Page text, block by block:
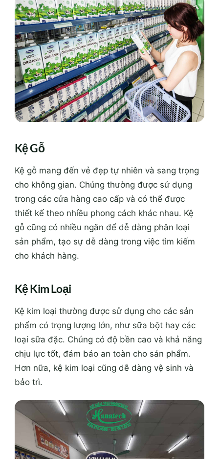
Kệ Gỗ
Kệ gỗ mang đến vẻ đẹp tự nhiên và sang trọng
cho không gian. Chúng thường được sử dụng
trong các cửa hàng cao cấp và có thể được
thiết kế theo nhiều phong cách khác nhau. Kệ
gỗ cũng có nhiều ngăn để dễ dàng phân loại
sản phẩm, tạo sự dễ dàng trong việc tìm kiếm
cho khách hàng.
Kệ Kim Loại
Kệ kim loại thường được sử dụng cho các sản
phẩm có trọng lượng lớn, như sữa bột hay các
loại sữa đặc. Chúng có độ bền cao và khả năng
chịu lực tốt, đảm bảo an toàn cho sản phẩm.
Hơn nữa, kệ kim loại cũng dễ dàng vệ sinh và
bảo trì.